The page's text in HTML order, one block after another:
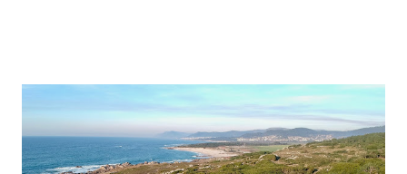
conversa deste ciclo, teve lugar no passado dia 5 de janeiro e
contou com a presença do músico Mário Laginha, pianista e
compositor de referência. No dia 26 de janeiro foi a vez de se